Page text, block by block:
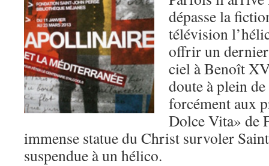
dépasse la
télévision
offrir un
ciel à Benoît
doute à plein
forcément aux
Dolce Vita» de
immense statue du Christ survoler
suspendue à un hélico.